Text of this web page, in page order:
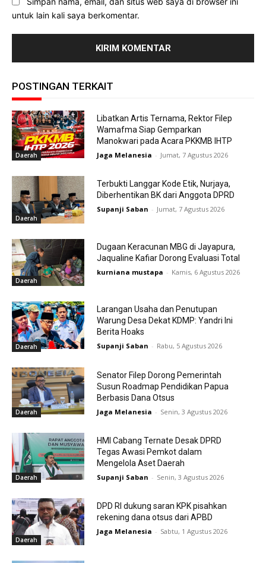
untuk lain kali saya berkomentar.
POSTINGAN TERKAIT
Daerah
Libatkan Artis Ternama, Rektor Filep
Wamafma Siap Gemparkan
Manokwari pada Acara PKKMB IHTP
Jaga Melanesia - Jumat, 7 Agustus 2026
Daerah
Terbukti Langgar Kode Etik, Nurjaya,
Diberhentikan BK dari Anggota DPRD
Supanji Saban - Jumat, 7 Agustus 2026
Daerah
Dugaan Keracunan MBG di Jayapura,
Jaqualine Kafiar Dorong Evaluasi Total
kurniana mustapa - Kamis, 6 Agustus 2026
Daerah
Larangan Usaha dan Penutupan
Warung Desa Dekat KDMP: Yandri Ini
Berita Hoaks
Supanji Saban - Rabu, 5 Agustus 2026
Daerah
Senator Filep Dorong Pemerintah
Susun Roadmap Pendidikan Papua
Berbasis Dana Otsus
Jaga Melanesia - Senin, 3 Agustus 2026
Daerah
HMI Cabang Ternate Desak DPRD
Tegas Awasi Pemkot dalam
Mengelola Aset Daerah
Supanji Saban - Senin, 3 Agustus 2026
Daerah
DPD RI dukung saran KPK pisahkan
rekening dana otsus dari APBD
Jaga Melanesia - Sabtu, 1 Agustus 2026